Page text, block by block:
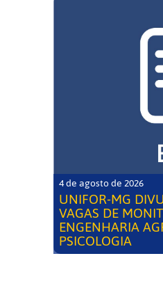
4 de agosto de 2026
UNIFOR-MG
VAGAS DE
ENGENHARIA
PSICOLOGIA